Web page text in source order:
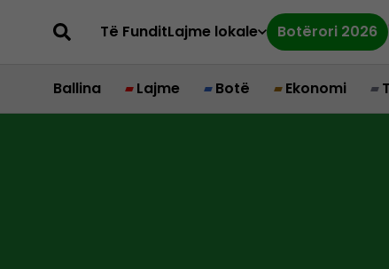
Të FunditLajme lokale Botërori 2026
Ballina Lajme Botë Ekonomi